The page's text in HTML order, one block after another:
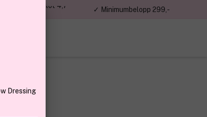
– Trustpilot 4,7
✓ Minimumbelopp 299,-
Dressing